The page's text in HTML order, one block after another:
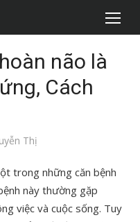
não là
Cách
Thị
trong những căn bệnh
này thường gặp
việc và cuộc sống. Tuy